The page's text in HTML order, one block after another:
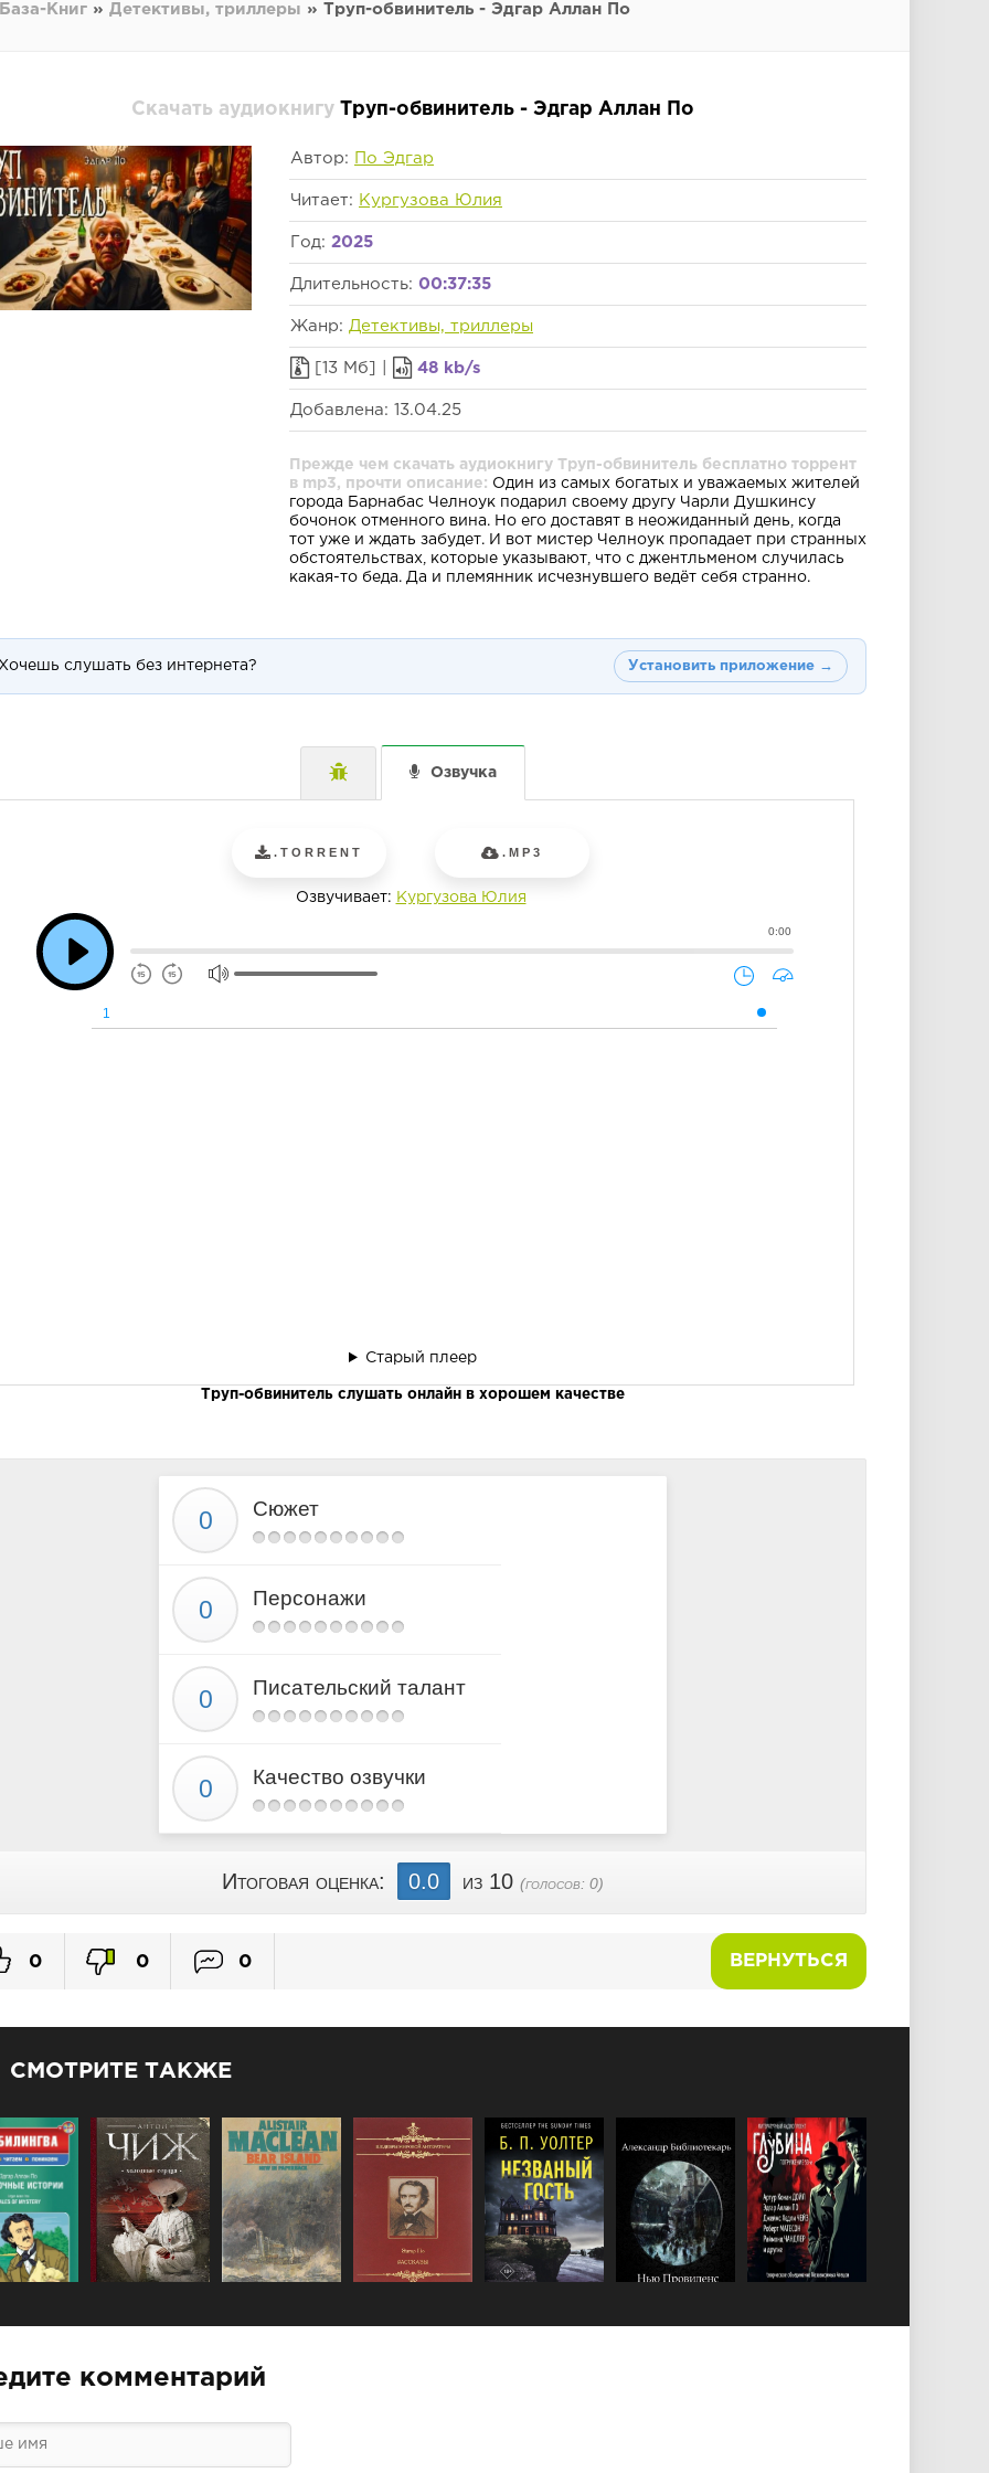
База-Книг » Детективы, триллеры » Труп-обвинитель - Эдгар Аллан По
Скачать аудиокнигу Труп-обвинитель - Эдгар Аллан По
Автор: По Эдгар
Читает: Кургузова Юлия
Год: 2025
Длительность: 00:37:35
Жанр: Детективы, триллеры
[13 Мб] | 48 kb/s
Добавлена: 13.04.25
Прежде чем скачать аудиокнигу Труп-обвинитель бесплатно торрент
в mp3, прочти описание: Один из самых богатых и уважаемых жителей
города Барнабас Челноук подарил своему другу Чарли Душкинсу
бочонок отменного вина. Но его доставят в неожиданный день, когда
тот уже и ждать забудет. И вот мистер Челноук пропадает при странных
обстоятельствах, которые указывают, что с джентльменом случилась
какая-то беда. Да и племянник исчезнувшего ведёт себя странно.
слушать без интернета? Установить приложение →
Озвучка
.TORRENT .MP3
Озвучивает: Кургузова Юлия
0:00
1
Старый плеер
Труп-обвинитель слушать онлайн в хорошем качестве
Сюжет
Персонажи
Писательский талант
Качество озвучки
Итоговая оценка: 0.0 из 10 (голосов: 0)
ВЕРНУТЬСЯ
0 0 0
СМОТРИТЕ ТАКЖЕ
комментарий